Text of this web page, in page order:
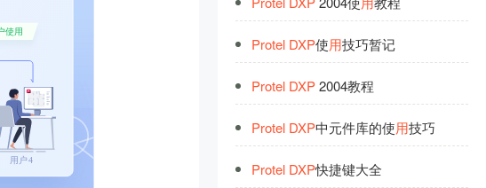
Protel DXP使用技巧暂记
Protel DXP2004教程
Protel DXP中元件库的使用技巧
Protel DXP快捷键大全